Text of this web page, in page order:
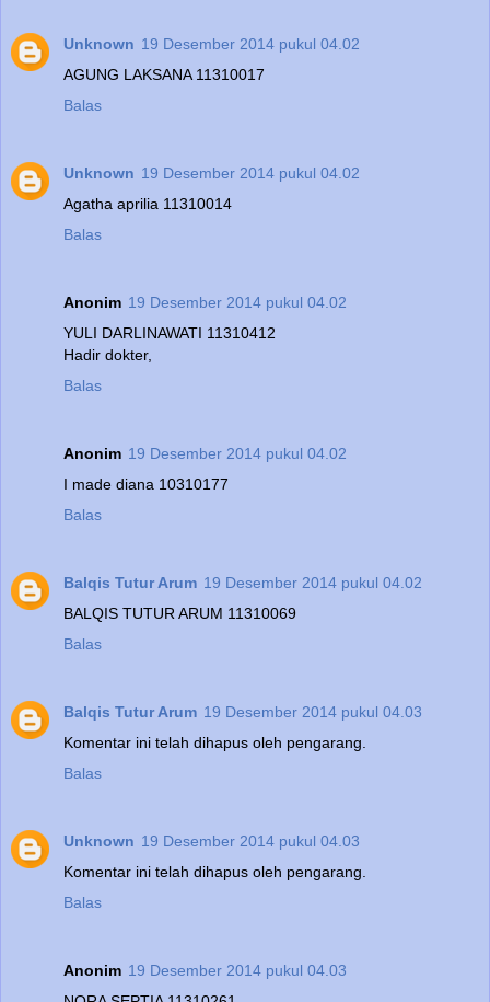
Unknown 19 Desember 2014 pukul 04.02
AGUNG LAKSANA 11310017
Balas
Unknown 19 Desember 2014 pukul 04.02
Agatha aprilia 11310014
Balas
Anonim 19 Desember 2014 pukul 04.02
YULI DARLINAWATI 11310412
Hadir dokter,
Balas
Anonim 19 Desember 2014 pukul 04.02
I made diana 10310177
Balas
Balqis Tutur Arum 19 Desember 2014 pukul 04.02
BALQIS TUTUR ARUM 11310069
Balas
Balqis Tutur Arum 19 Desember 2014 pukul 04.03
Komentar ini telah dihapus oleh pengarang.
Balas
Unknown 19 Desember 2014 pukul 04.03
Komentar ini telah dihapus oleh pengarang.
Balas
Anonim 19 Desember 2014 pukul 04.03